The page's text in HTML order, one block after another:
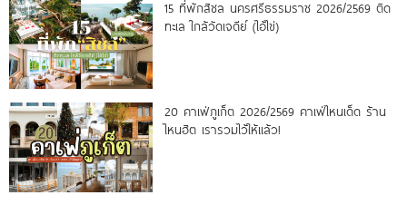
15 ที่พักสิชล นครศรีธรรมราช 2026/2569 ติด
ทะเล ใกล้วัดเจดีย์ (ไอ้ไข่)
20 คาเฟ่ภูเก็ต 2026/2569 คาเฟ่ไหนเด็ด ร้าน
ไหนฮิต เรารวมไว้ให้แล้ว!